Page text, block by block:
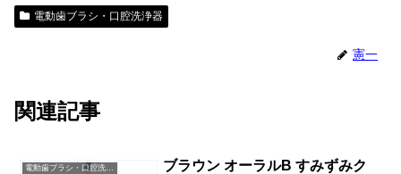
電動歯ブラシ・口腔洗浄器
憲一
関連記事
電動歯ブラシ・口腔洗浄器
ブラウン オーラルB すみずみク